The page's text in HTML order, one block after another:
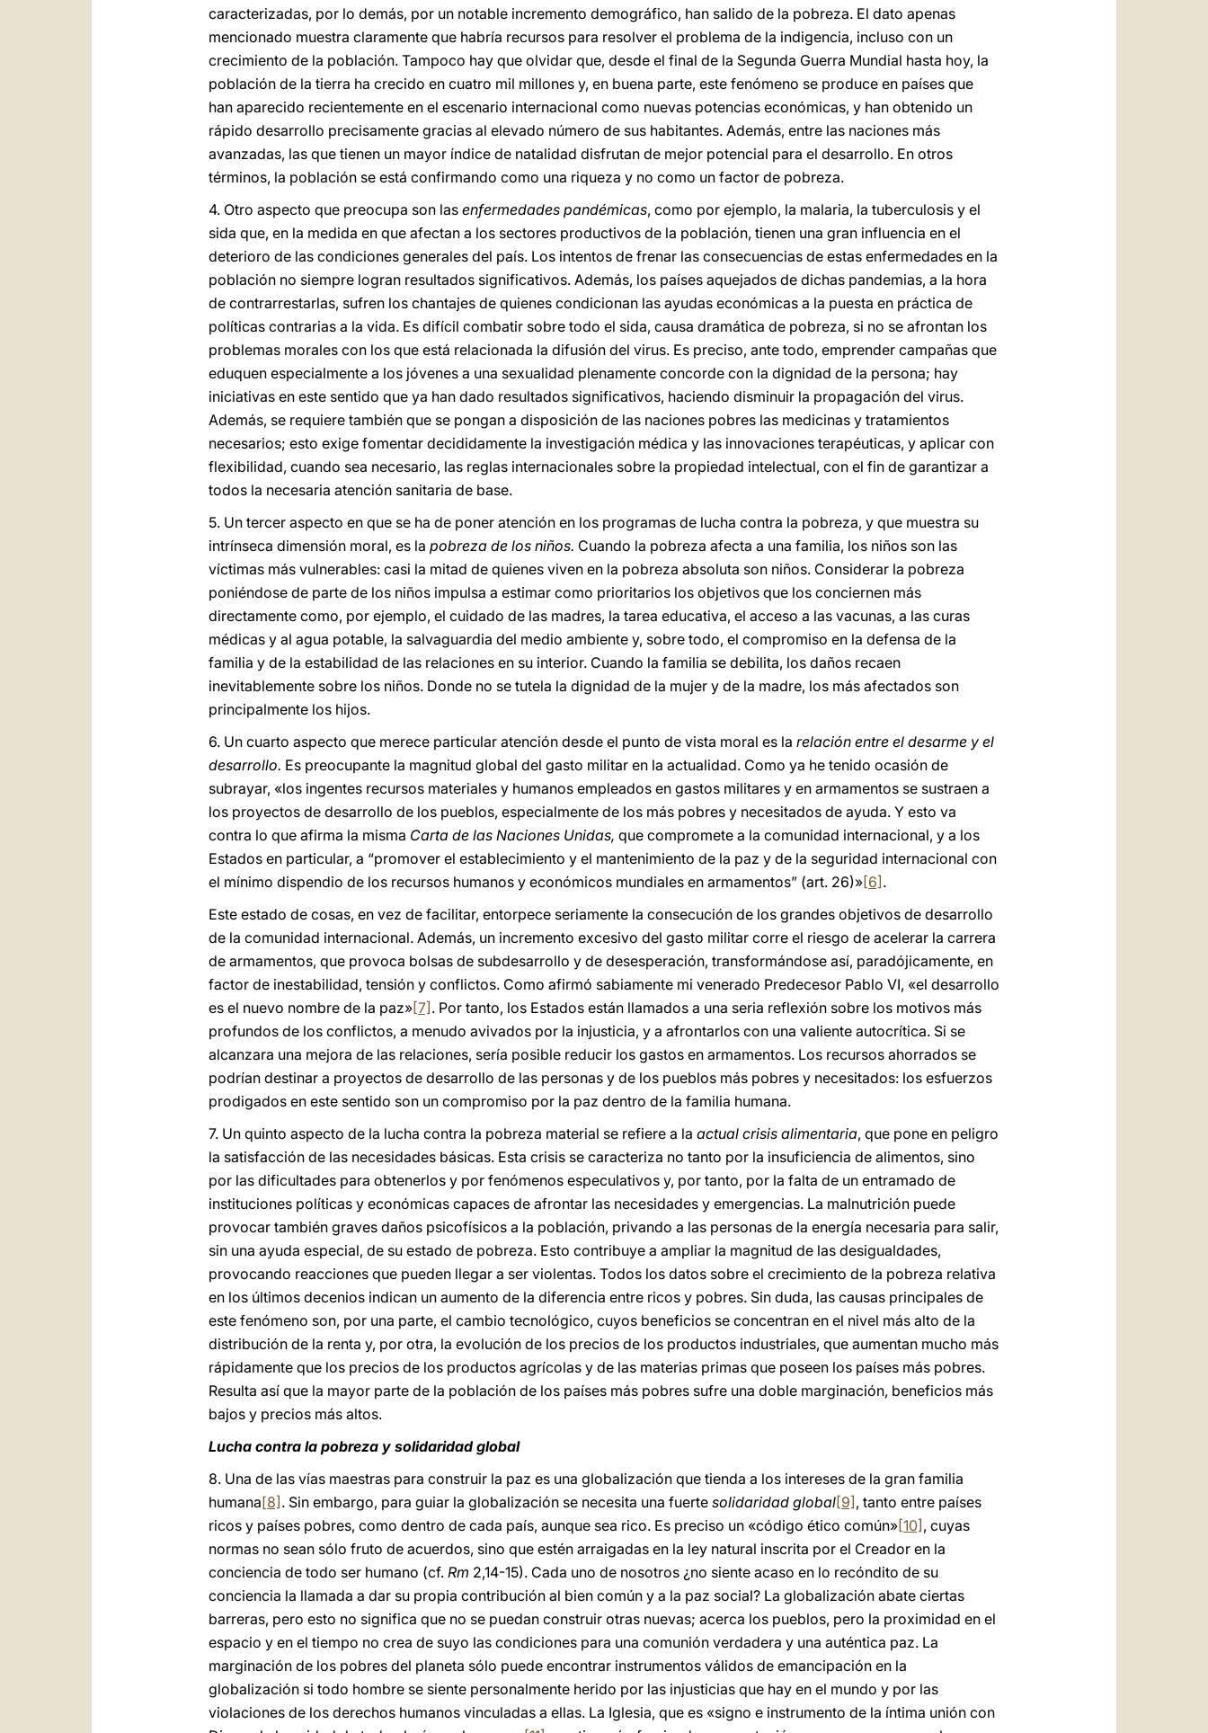
caracterizadas, por lo demás, por un notable incremento demográfico, han salido de la pobreza. El dato apenas
mencionado muestra claramente que habría recursos para resolver el problema de la indigencia, incluso con un
crecimiento de la población. Tampoco hay que olvidar que, desde el final de la Segunda Guerra Mundial hasta hoy, la
población de la tierra ha crecido en cuatro mil millones y, en buena parte, este fenómeno se produce en países que
han aparecido recientemente en el escenario internacional como nuevas potencias económicas, y han obtenido un
rápido desarrollo precisamente gracias al elevado número de sus habitantes. Además, entre las naciones más
avanzadas, las que tienen un mayor índice de natalidad disfrutan de mejor potencial para el desarrollo. En otros
términos, la población se está confirmando como una riqueza y no como un factor de pobreza.
4. Otro aspecto que preocupa son las enfermedades pandémicas, como por ejemplo, la malaria, la tuberculosis y el
sida que, en la medida en que afectan a los sectores productivos de la población, tienen una gran influencia en el
deterioro de las condiciones generales del país. Los intentos de frenar las consecuencias de estas enfermedades en la
población no siempre logran resultados significativos. Además, los países aquejados de dichas pandemias, a la hora
de contrarrestarlas, sufren los chantajes de quienes condicionan las ayudas económicas a la puesta en práctica de
políticas contrarias a la vida. Es difícil combatir sobre todo el sida, causa dramática de pobreza, si no se afrontan los
problemas morales con los que está relacionada la difusión del virus. Es preciso, ante todo, emprender campañas que
eduquen especialmente a los jóvenes a una sexualidad plenamente concorde con la dignidad de la persona; hay
iniciativas en este sentido que ya han dado resultados significativos, haciendo disminuir la propagación del virus.
Además, se requiere también que se pongan a disposición de las naciones pobres las medicinas y tratamientos
necesarios; esto exige fomentar decididamente la investigación médica y las innovaciones terapéuticas, y aplicar con
flexibilidad, cuando sea necesario, las reglas internacionales sobre la propiedad intelectual, con el fin de garantizar a
todos la necesaria atención sanitaria de base.
5. Un tercer aspecto en que se ha de poner atención en los programas de lucha contra la pobreza, y que muestra su
intrínseca dimensión moral, es la pobreza de los niños. Cuando la pobreza afecta a una familia, los niños son las
víctimas más vulnerables: casi la mitad de quienes viven en la pobreza absoluta son niños. Considerar la pobreza
poniéndose de parte de los niños impulsa a estimar como prioritarios los objetivos que los conciernen más
directamente como, por ejemplo, el cuidado de las madres, la tarea educativa, el acceso a las vacunas, a las curas
médicas y al agua potable, la salvaguardia del medio ambiente y, sobre todo, el compromiso en la defensa de la
familia y de la estabilidad de las relaciones en su interior. Cuando la familia se debilita, los daños recaen
inevitablemente sobre los niños. Donde no se tutela la dignidad de la mujer y de la madre, los más afectados son
principalmente los hijos.
6. Un cuarto aspecto que merece particular atención desde el punto de vista moral es la relación entre el desarme y el
desarrollo. Es preocupante la magnitud global del gasto militar en la actualidad. Como ya he tenido ocasión de
subrayar, «los ingentes recursos materiales y humanos empleados en gastos militares y en armamentos se sustraen a
los proyectos de desarrollo de los pueblos, especialmente de los más pobres y necesitados de ayuda. Y esto va
contra lo que afirma la misma Carta de las Naciones Unidas, que compromete a la comunidad internacional, y a los
Estados en particular, a “promover el establecimiento y el mantenimiento de la paz y de la seguridad internacional con
el mínimo dispendio de los recursos humanos y económicos mundiales en armamentos” (art. 26)»[6] .
Este estado de cosas, en vez de facilitar, entorpece seriamente la consecución de los grandes objetivos de desarrollo
de la comunidad internacional. Además, un incremento excesivo del gasto militar corre el riesgo de acelerar la carrera
de armamentos, que provoca bolsas de subdesarrollo y de desesperación, transformándose así, paradójicamente, en
factor de inestabilidad, tensión y conflictos. Como afirmó sabiamente mi venerado Predecesor Pablo VI, «el desarrollo
es el nuevo nombre de la paz»[7] . Por tanto, los Estados están llamados a una seria reflexión sobre los motivos más
profundos de los conflictos, a menudo avivados por la injusticia, y a afrontarlos con una valiente autocrítica. Si se
alcanzara una mejora de las relaciones, sería posible reducir los gastos en armamentos. Los recursos ahorrados se
podrían destinar a proyectos de desarrollo de las personas y de los pueblos más pobres y necesitados: los esfuerzos
prodigados en este sentido son un compromiso por la paz dentro de la familia humana.
7. Un quinto aspecto de la lucha contra la pobreza material se refiere a la actual crisis alimentaria, que pone en peligro
la satisfacción de las necesidades básicas. Esta crisis se caracteriza no tanto por la insuficiencia de alimentos, sino
por las dificultades para obtenerlos y por fenómenos especulativos y, por tanto, por la falta de un entramado de
instituciones políticas y económicas capaces de afrontar las necesidades y emergencias. La malnutrición puede
provocar también graves daños psicofísicos a la población, privando a las personas de la energía necesaria para salir,
sin una ayuda especial, de su estado de pobreza. Esto contribuye a ampliar la magnitud de las desigualdades,
provocando reacciones que pueden llegar a ser violentas. Todos los datos sobre el crecimiento de la pobreza relativa
en los últimos decenios indican un aumento de la diferencia entre ricos y pobres. Sin duda, las causas principales de
este fenómeno son, por una parte, el cambio tecnológico, cuyos beneficios se concentran en el nivel más alto de la
distribución de la renta y, por otra, la evolución de los precios de los productos industriales, que aumentan mucho más
rápidamente que los precios de los productos agrícolas y de las materias primas que poseen los países más pobres.
Resulta así que la mayor parte de la población de los países más pobres sufre una doble marginación, beneficios más
bajos y precios más altos.
Lucha contra la pobreza y solidaridad global
8. Una de las vías maestras para construir la paz es una globalización que tienda a los intereses de la gran familia
humana[8] . Sin embargo, para guiar la globalización se necesita una fuerte solidaridad global[9] , tanto entre países
ricos y países pobres, como dentro de cada país, aunque sea rico. Es preciso un «código ético común»[10] , cuyas
normas no sean sólo fruto de acuerdos, sino que estén arraigadas en la ley natural inscrita por el Creador en la
conciencia de todo ser humano (cf. Rm 2,14-15). Cada uno de nosotros ¿no siente acaso en lo recóndito de su
conciencia la llamada a dar su propia contribución al bien común y a la paz social? La globalización abate ciertas
barreras, pero esto no significa que no se puedan construir otras nuevas; acerca los pueblos, pero la proximidad en el
espacio y en el tiempo no crea de suyo las condiciones para una comunión verdadera y una auténtica paz. La
marginación de los pobres del planeta sólo puede encontrar instrumentos válidos de emancipación en la
globalización si todo hombre se siente personalmente herido por las injusticias que hay en el mundo y por las
violaciones de los derechos humanos vinculadas a ellas. La Iglesia, que es «signo e instrumento de la íntima unión con